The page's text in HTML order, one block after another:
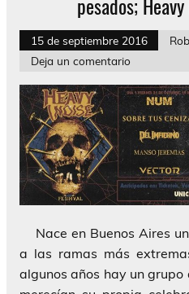
15 de septiembre 2016
Deja un comentario
Nace en Buenos Aires
a las ramas más
algunos años hay un grupo